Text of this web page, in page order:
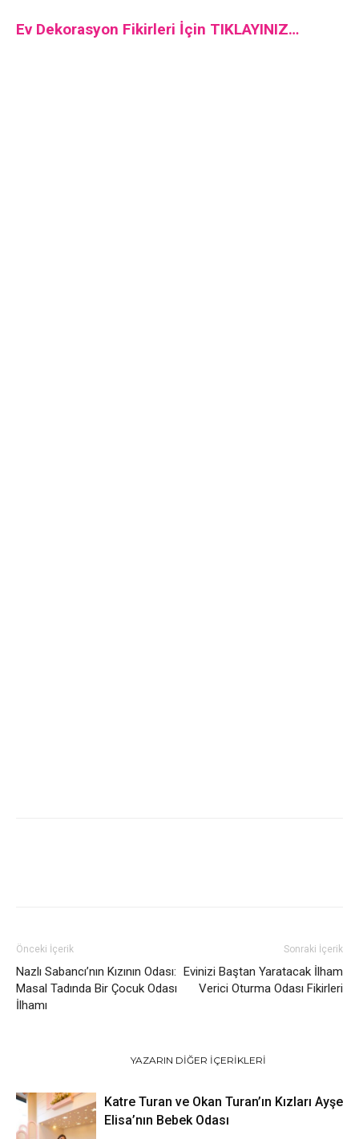
Ev Dekorasyon Fikirleri İçin TIKLAYINIZ…
Önceki İçerik
Nazlı Sabancı’nın Kızının Odası:
Masal Tadında Bir Çocuk Odası
İlhamı
Sonraki İçerik
Evinizi Baştan Yaratacak İlham
Verici Oturma Odası Fikirleri
YAZARIN DIĞER İÇERIKLERI
Katre Turan ve Okan Turan’ın Kızları Ayşe
Elisa’nın Bebek Odası